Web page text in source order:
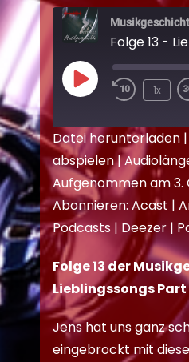
Folge 13 -
1x
Acast
Apple Podcasts
Podcast.de
RSS FEED
TEILEN
LINK
EMBED
Datei herunterladen |
abspielen|
Aufgenommen am 3.
Abonnieren: Acast |
Podcasts | Deezer |
Folge 13 der
Lieblingssongs Part
Jens hat uns ganz
eingebrockt mit